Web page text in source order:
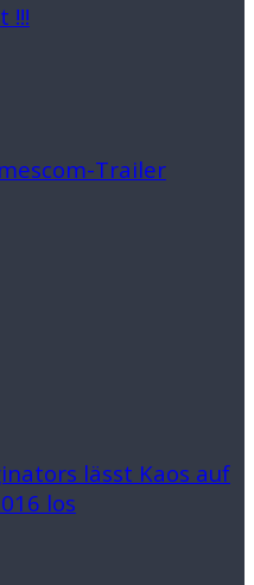
!!!
Trailer
lässt Kaos auf
los